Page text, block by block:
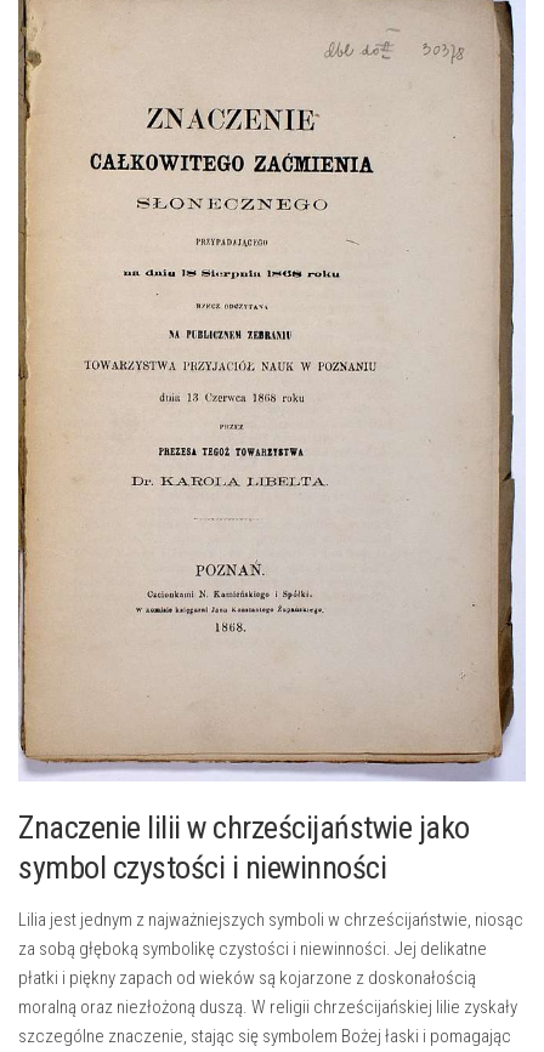
Znaczenie​ lilii w chrześcijaństwie jako
symbol czystości i niewinności
Lilia jest ‌jednym z najważniejszych symboli w chrześcijaństwie,‌ niosąc
za sobą głęboką symbolikę czystości i niewinności.‍ Jej delikatne
płatki ‌i piękny zapach ⁢od wieków ‍są kojarzone z ⁢doskonałością
moralną oraz niezłożoną duszą. W‌ religii chrześcijańskiej‌ lilie zyskały‍
szczególne znaczenie, stając się symbolem Bożej łaski i pomagając